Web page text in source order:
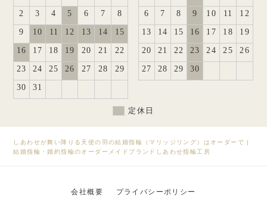
しあわせが舞い降りる天使の羽の結婚指輪（マリッジリング）はオーダーで |
結婚指輪・婚約指輪のオーダーメイドブランドしあわせ指輪工房
2 3 4 5 6 7 8
9 10 11 12 13 14 15
16 17 18 19 20 21 22
23 24 25 26 27 28 29
30 31
6 7 8 9 10 11 12
13 14 15 16 17 18 19
20 21 22 23 24 25 26
27 28 29 30
定休日
会社概要
プライバシーポリシー